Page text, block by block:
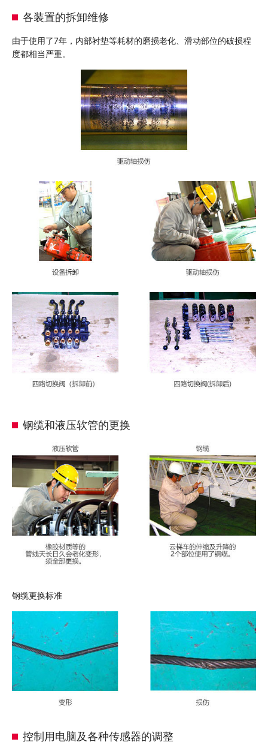
各装置的拆卸维修
由于使用了7年，内部衬垫等耗材的磨损老化、滑动部位的破损程
度都相当严重。
钢缆和液压软管的更换
钢缆更换标准
控制用电脑及各种传感器的调整